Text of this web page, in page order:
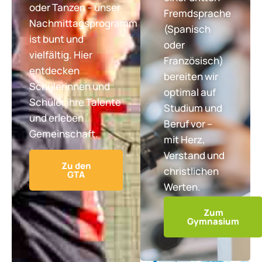
oder Tanzen – unser
Nachmittagsprogramm
ist bunt und
vielfältig. Hier
entdecken
Schülerinnen und
Schüler ihre Talente
und erleben
Gemeinschaft.
Zu den
GTA
Fremdsprache
(Spanisch
oder
Französisch)
bereiten wir
optimal auf
Studium und
Beruf vor –
mit Herz,
Verstand und
christlichen
Werten.
Zum
Gymnasium